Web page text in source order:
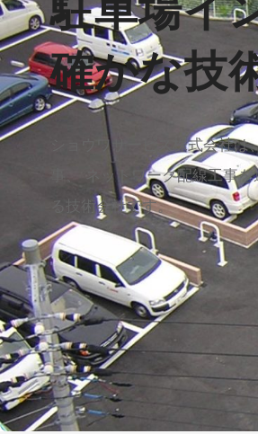
駐車場イ
確かな技
ショウワサービス株式会社
事、 ネットワーク配線工事
る技術会社です。